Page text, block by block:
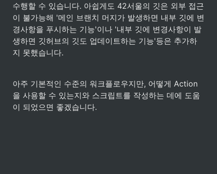
수행할 수 있습니다. 아쉽게도 42서울의 깃은 외부 접근
이 불가능해 '메인 브랜치 머지가 발생하면 내부 깃에 변
경사항을 푸시하는 기능'이나 '내부 깃에 변경사항이 발
생하면 깃허브의 깃도 업데이트하는 기능'등은 추가하
지 못했습니다.
아주 기본적인 수준의 워크플로우지만, 어떻게 Action
을 사용할 수 있는지와 스크립트를 작성하는 데에 도움
이 되었으면 좋겠습니다.